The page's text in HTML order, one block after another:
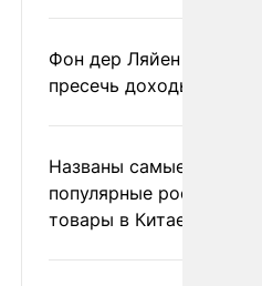
Фон дер Ляйен
пресечь доходы России
Названы самые
популярные российские
товары в Китае